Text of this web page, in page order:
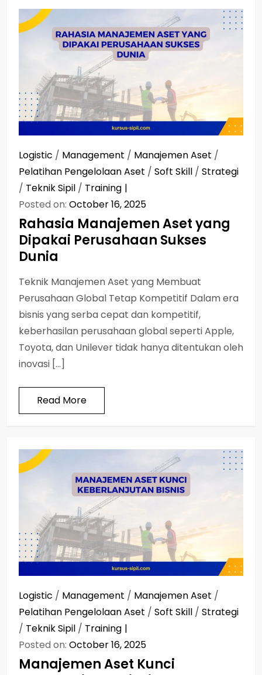
Logistic / Management / Manajemen Aset /
Pelatihan Pengelolaan Aset / Soft Skill / Strategi
/ Teknik Sipil / Training
Posted on: October 16, 2025
Rahasia Manajemen Aset yang
Dipakai Perusahaan Sukses
Dunia
Teknik Manajemen Aset yang Membuat
Perusahaan Global Tetap Kompetitif Dalam era
bisnis yang serba cepat dan kompetitif,
keberhasilan perusahaan global seperti Apple,
Toyota, dan Unilever tidak hanya ditentukan oleh
inovasi […]
Read More
Logistic / Management / Manajemen Aset /
Pelatihan Pengelolaan Aset / Soft Skill / Strategi
/ Teknik Sipil / Training
Posted on: October 16, 2025
Manajemen Aset Kunci